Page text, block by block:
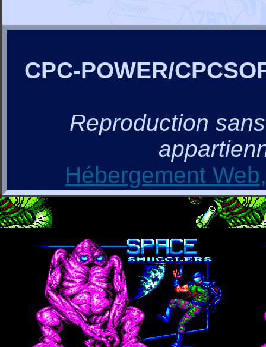
CPC-POWER/
Reproduction
Hébergement